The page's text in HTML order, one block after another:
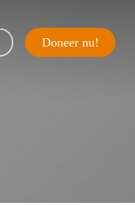
Doneer nu!